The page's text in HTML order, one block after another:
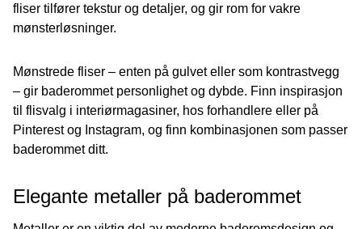
fliser tilfører tekstur og detaljer, og gir rom for vakre
mønsterløsninger.
Mønstrede fliser – enten på gulvet eller som kontrastvegg
– gir baderommet personlighet og dybde. Finn inspirasjon
til flisvalg i interiørmagasiner, hos forhandlere eller på
Pinterest og Instagram, og finn kombinasjonen som passer
baderommet ditt.
Elegante metaller på baderommet